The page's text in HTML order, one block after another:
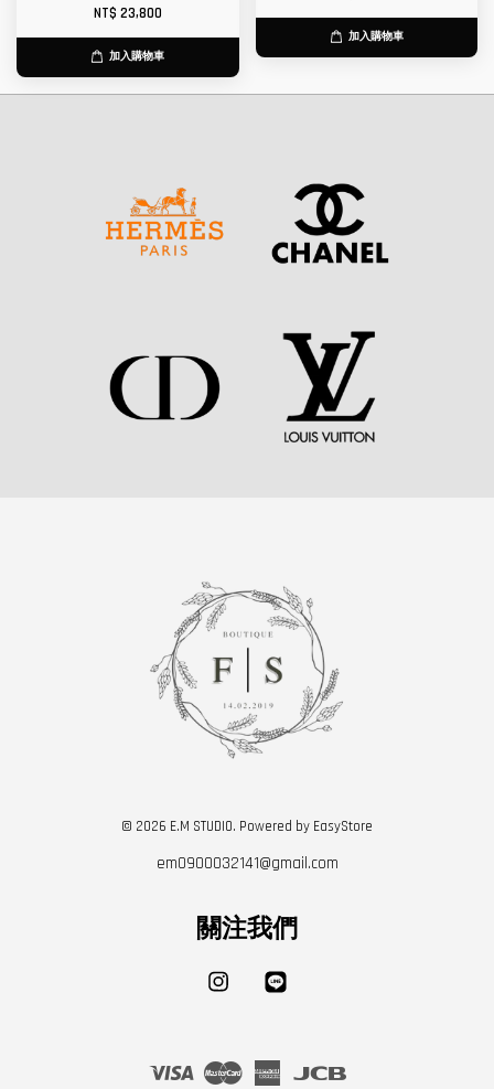
NT$ 23,800
加入購物車
加入購物車
© 2026 E.M STUDIO. Powered by EasyStore
em0900032141@gmail.com
關注我們
Instagram
Visa Master
American